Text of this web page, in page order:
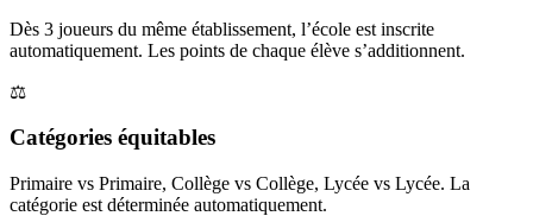
Dès 3 joueurs du même établissement, l’école est inscrite
automatiquement. Les points de chaque élève s’additionnent.
⚖️
Catégories équitables
Primaire vs Primaire, Collège vs Collège, Lycée vs Lycée. La
catégorie est déterminée automatiquement.